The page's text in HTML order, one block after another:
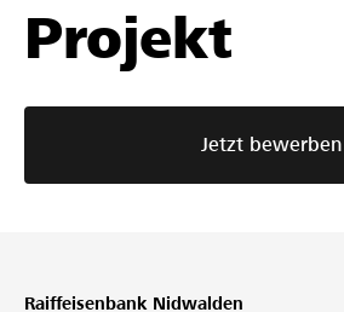
Projekt
Jetzt bewerben
Raiffeisenbank Nidwalden